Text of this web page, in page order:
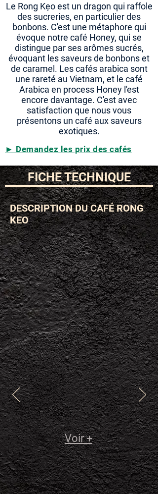
Le Rong Kẹo est un dragon qui raffole
des sucreries, en particulier des
bonbons. C'est une métaphore qui
évoque notre café Honey, qui se
distingue par ses arômes sucrés,
évoquant les saveurs de bonbons et
de caramel. Les cafés arabica sont
une rareté au Vietnam, et le café
Arabica en process Honey l'est
encore davantage. C'est avec
satisfaction que nous vous
présentons un café aux saveurs
exotiques.
► Demandez les prix des cafés
FICHE TECHNIQUE
DESCRIPTION DU CAFÉ RONG
KEO
ESPÈCE
Arabica
VARIÉTÉ
Catimor
Process
Red
Honey
SCORE
84,25
Voir +